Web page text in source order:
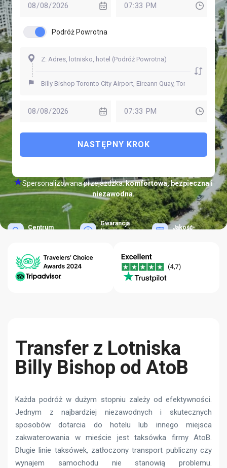
Podróż Powrotna
NASTĘPNY KROK
Spersonalizowana przejażdżka:komfortowa, bezpieczna i
niezawodna.
Centrum
Gwarancja
Najniższej
Jakość-
Transfer z Lotniska
Billy Bishop od AtoB
Każda podróż w dużym stopniu zależy od efektywności.
Jednym z najbardziej niezawodnych i skutecznych
sposobów dotarcia do hotelu lub innego miejsca
zakwaterowania w mieście jest taksówka firmy AtoB.
Długie linie taksówek, zatłoczony transport publiczny czy
wynajem samochodu nie stanowią problemu.